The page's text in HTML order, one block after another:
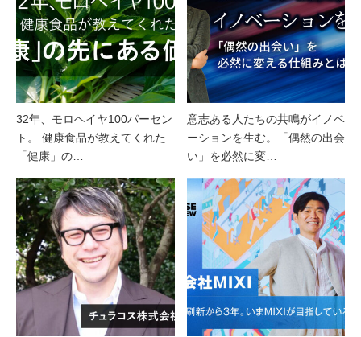
32年、モロヘイヤ100パーセン
ト。 健康食品が教えてくれた
「健康」の…
意志ある人たちの共鳴がイノベ
ーションを生む。「偶然の出会
い」を必然に変…